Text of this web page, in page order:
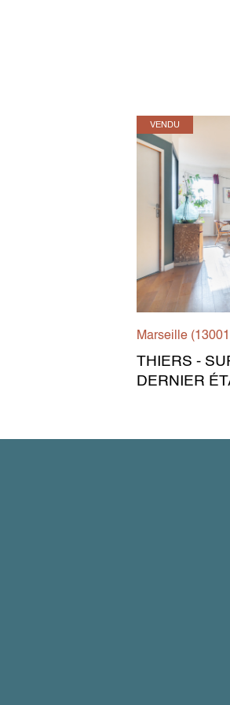
VENDU
Marseille
THIERS -
DERNIER